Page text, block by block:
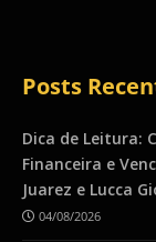
Posts
Dica de Leitura:
Financeira e
Juarez e Lucca
04/08/2026